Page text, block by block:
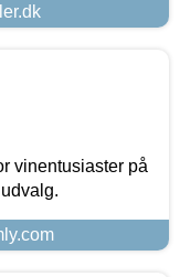
vinentusiaster på